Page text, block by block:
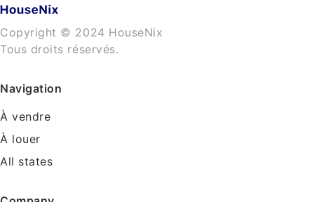
Copyright © 2024 HouseNix
Tous droits réservés.
Navigation
À vendre
À louer
All states